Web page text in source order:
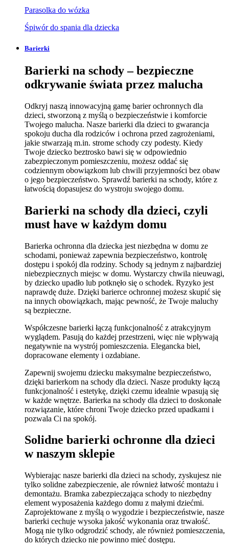
Parasolka do wózka
Śpiwór do spania dla dziecka
Barierki
Barierki na schody – bezpieczne
odkrywanie świata przez malucha
Odkryj naszą innowacyjną gamę barier ochronnych dla
dzieci, stworzoną z myślą o bezpieczeństwie i komforcie
Twojego malucha. Nasze barierki dla dzieci to gwarancja
spokoju ducha dla rodziców i ochrona przed zagrożeniami,
jakie stwarzają m.in. strome schody czy podesty. Kiedy
Twoje dziecko beztrosko bawi się w odpowiednio
zabezpieczonym pomieszczeniu, możesz oddać się
codziennym obowiązkom lub chwili przyjemności bez obaw
o jego bezpieczeństwo. Sprawdź barierki na schody, które z
łatwością dopasujesz do wystroju swojego domu.
Barierki na schody dla dzieci, czyli
must have w każdym domu
Barierka ochronna dla dziecka jest niezbędna w domu ze
schodami, ponieważ zapewnia bezpieczeństwo, kontrolę
dostępu i spokój dla rodziny. Schody są jednym z najbardziej
niebezpiecznych miejsc w domu. Wystarczy chwila nieuwagi,
by dziecko upadło lub potknęło się o schodek. Ryzyko jest
naprawdę duże. Dzięki barierce ochronnej możesz skupić się
na innych obowiązkach, mając pewność, że Twoje maluchy
są bezpieczne.
Współczesne barierki łączą funkcjonalność z atrakcyjnym
wyglądem. Pasują do każdej przestrzeni, więc nie wpływają
negatywnie na wystrój pomieszczenia. Elegancka biel,
dopracowane elementy i ozdabiane.
Zapewnij swojemu dziecku maksymalne bezpieczeństwo,
dzięki barierkom na schody dla dzieci. Nasze produkty łączą
funkcjonalność i estetykę, dzięki czemu idealnie wpasują się
w każde wnętrze. Barierka na schody dla dzieci to doskonałe
rozwiązanie, które chroni Twoje dziecko przed upadkami i
pozwala Ci na spokój.
Solidne barierki ochronne dla dzieci
w naszym sklepie
Wybierając nasze barierki dla dzieci na schody, zyskujesz nie
tylko solidne zabezpieczenie, ale również łatwość montażu i
demontażu. Bramka zabezpieczająca schody to niezbędny
element wyposażenia każdego domu z małymi dziećmi.
Zaprojektowane z myślą o wygodzie i bezpieczeństwie, nasze
barierki cechuje wysoka jakość wykonania oraz trwałość.
Mogą nie tylko odgrodzić schody, ale również pomieszczenia,
do których dziecko nie powinno mieć dostępu.